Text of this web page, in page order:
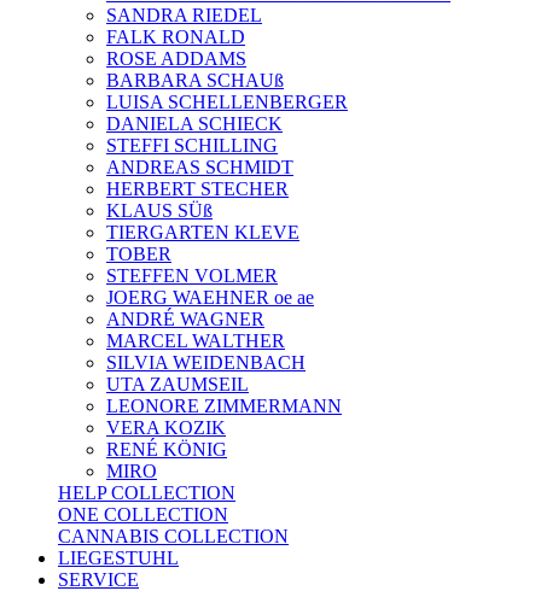
SANDRA RIEDEL
FALK RONALD
ROSE ADDAMS
BARBARA SCHAUß
LUISA SCHELLENBERGER
DANIELA SCHIECK
STEFFI SCHILLING
ANDREAS SCHMIDT
HERBERT STECHER
KLAUS SÜß
TIERGARTEN KLEVE
TOBER
STEFFEN VOLMER
JOERG WAEHNER oe ae
ANDRÉ WAGNER
MARCEL WALTHER
SILVIA WEIDENBACH
UTA ZAUMSEIL
LEONORE ZIMMERMANN
VERA KOZIK
RENÉ KÖNIG
MIRO
HELP COLLECTION
ONE COLLECTION
CANNABIS COLLECTION
LIEGESTUHL
SERVICE